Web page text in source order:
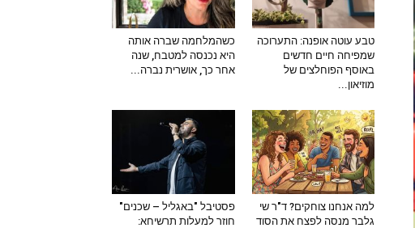
טבע עוטה אופנה: התערוכה
שמפיחה חיים חדשים
באוסף הפוחלצים של
מוזיאון...
כשהמלחמה שברה אותה
היא נכנסה למטבח, שנה
אחר כך, אושרית נברה...
למה אנחנו צוחקים? ד"ר שי
גלבר מנסה לפצח את הסוד
פסטיבל "באגליל – שכנים"
חוזר למעלות תרשיחא: